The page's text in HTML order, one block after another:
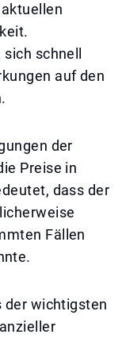
schnell
auf den
der
Preise in
dass der
Fällen
der wichtigsten